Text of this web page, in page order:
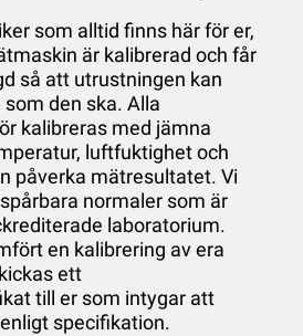
som alltid finns här för er,
är kalibrerad och får
så att utrustningen kan
den ska. Alla
kalibreras med jämna
luftfuktighet och
påverka mätresultatet. Vi
normaler som är
laboratorium.
en kalibrering av era
ett
till er som intygar att
specifikation.